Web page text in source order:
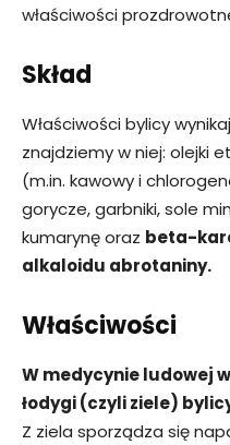
właściwości
Skład
Właściwości bylicy
znajdziemy w niej: olejki
(m.in. kawowy i
gorycze, garbniki, sole
kumarynę oraz beta-
alkaloidu abrotaniny.
Właściwości
W medycynie ludowej
łodygi (czyli ziele)
Z ziela sporządza się